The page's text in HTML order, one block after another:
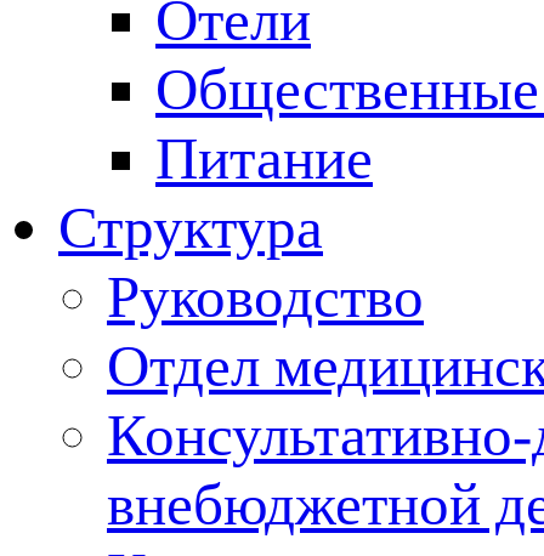
Отели
Общественные
Питание
Структура
Руководство
Отдел
внебюджетной